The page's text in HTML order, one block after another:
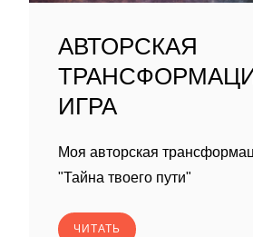
АВТОРСКАЯ
ИГРА
Моя авторская
"Тайна твоего пути"
ЧИТАТЬ